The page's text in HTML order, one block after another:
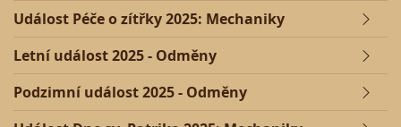
Událost Péče o zítřky 2025: Mechaniky
Letní událost 2025 - Odměny
Podzimní událost 2025 - Odměny